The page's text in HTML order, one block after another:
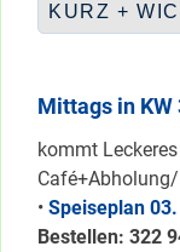
KURZ +
Mittags in
kommt
• Speiseplan
Bestellen: 322